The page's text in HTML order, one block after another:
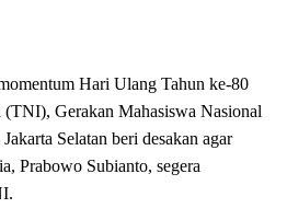
Hari Ulang Tahun ke-80
(TNI), Gerakan Mahasiswa Nasional
Selatan beri desakan agar
Prabowo Subianto, segera